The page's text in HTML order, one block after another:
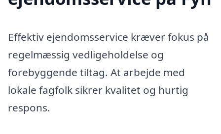
Effektiv ejendomsservice kræver fokus på
regelmæssig vedligeholdelse og
forebyggende tiltag. At arbejde med
lokale fagfolk sikrer kvalitet og hurtig
respons.